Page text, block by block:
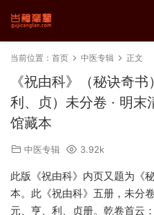
当前位置： 首页 中医专辑 正文
《祝由科》（秘诀奇
利、贞）未分卷 · 明末
馆藏本
中医专辑 3.92k
此版《祝由科》内页又题为《
本。此《祝由科》五册，未分
元、亨、利、贞册。乾卷首云